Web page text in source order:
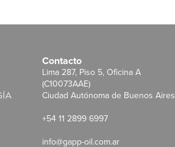
Contacto
Lima 287, Piso 5, Oficina A
(C10073AAE)
Ciudad Autónoma de Buenos Aires
+54 11 2899 6997
info@gapp-oil.com.ar